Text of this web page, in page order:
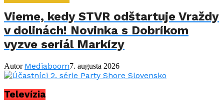
Vieme, kedy STVR odštartuje Vraždy
v dolinách! Novinka s Dobríkom
vyzve seriál Markízy
Autor Mediaboom7. augusta 2026
Televízia